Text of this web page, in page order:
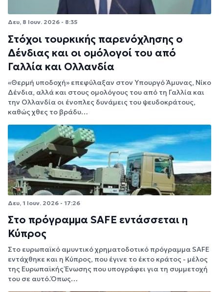
Δευ, 8 Ιουν. 2026 - 8:35
Στόχοι τουρκικής παρενόχλησης ο
Δένδιας και οι ομόλογοί του από
Γαλλία και Ολλανδία
«Θερμή υποδοχή» επεφύλαξαν στον Υπουργό Άμυνας, Νίκο
Δένδια, αλλά και στους ομολόγους του από τη Γαλλία και
την Ολλανδία οι ένοπλες δυνάμεις του ψευδοκράτους,
καθώς χθες το βράδυ…
Δευ, 1 Ιουν. 2026 - 17:26
Στο πρόγραμμα SAFE εντάσσεται η
Κύπρος
Στο ευρωπαϊκό αμυντικό χρηματοδοτικό πρόγραμμα SAFE
εντάχθηκε και η Κύπρος, που έγινε το έκτο κράτος - μέλος
της Ευρωπαϊκής Ένωσης που υπογράφει για τη συμμετοχή
του σε αυτό.Όπως…